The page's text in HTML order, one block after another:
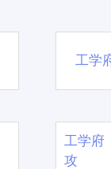
工学
工学府
攻